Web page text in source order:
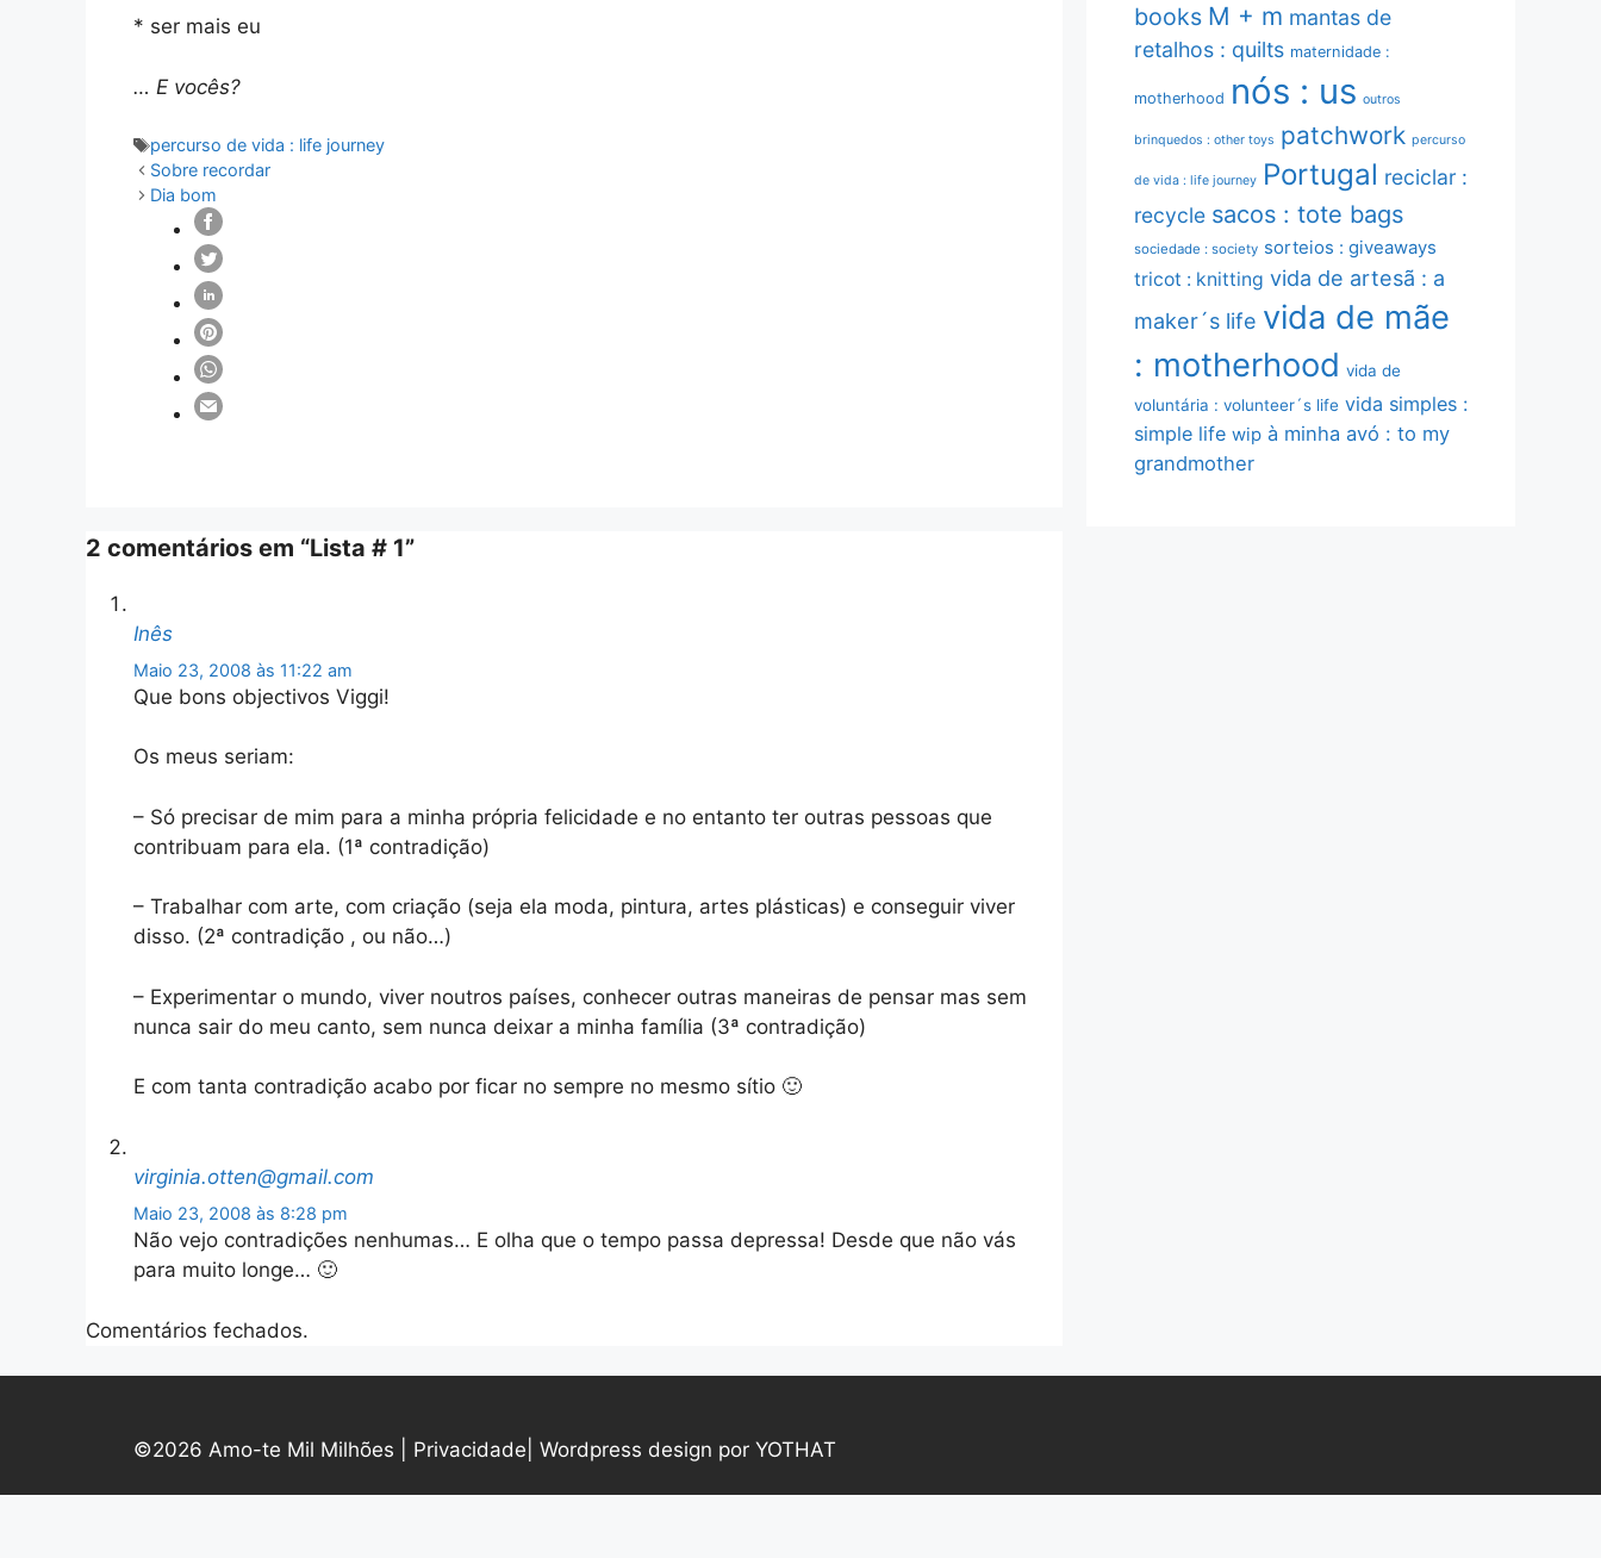
* ser mais eu
… E vocês?
Etiquetas
percurso de vida : life journey
Sobre recordar
Dia bom
2 comentários em “Lista # 1”
Inês
Maio 23, 2008 às 11:22 am
Que bons objectivos Viggi!
Os meus seriam:
– Só precisar de mim para a minha própria felicidade e no entanto ter outras pessoas que
contribuam para ela. (1ª contradição)
– Trabalhar com arte, com criação (seja ela moda, pintura, artes plásticas) e conseguir viver
disso. (2ª contradição , ou não…)
– Experimentar o mundo, viver noutros países, conhecer outras maneiras de pensar mas sem
nunca sair do meu canto, sem nunca deixar a minha família (3ª contradição)
E com tanta contradição acabo por ficar no sempre no mesmo sítio 🙂
virginia.otten@gmail.com
Maio 23, 2008 às 8:28 pm
Não vejo contradições nenhumas… E olha que o tempo passa depressa! Desde que não vás
para muito longe… 🙂
Comentários fechados.
books M + m mantas de
retalhos : quilts maternidade :
motherhood nós : us outros
brinquedos : other toys patchwork percurso
de vida : life journey Portugal reciclar :
recycle sacos : tote bags
sociedade : society sorteios : giveaways
tricot : knitting vida de artesã : a
maker´s life vida de mãe
: motherhood vida de
voluntária : volunteer´s life vida simples :
simple life wip à minha avó : to my
grandmother
©2026 Amo-te Mil Milhões | Privacidade Wordpress design por YOTHAT